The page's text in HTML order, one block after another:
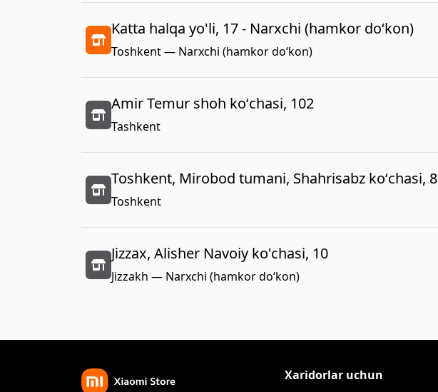
Katta halqa yo'li, 17 - Narxchi (hamkor do‘kon)
Toshkent — Narxchi (hamkor do‘kon)
Amir Temur shoh koʻchasi, 102
Tashkent
Toshkent, Mirobod tumani, Shahrisabz koʻchasi, 8
Toshkent
Jizzax, Alisher Navoiy ko'chasi, 10
Jizzakh — Narxchi (hamkor do‘kon)
Xaridorlar uchun